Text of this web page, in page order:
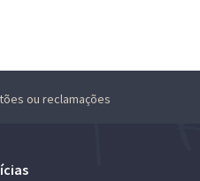
ou reclamações